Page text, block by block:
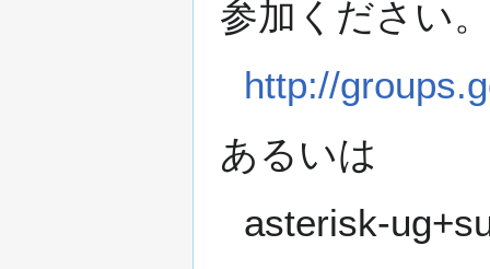
参加ください
http://
あるいは
asterisk-